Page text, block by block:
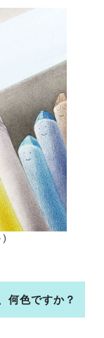
)
何色ですか？